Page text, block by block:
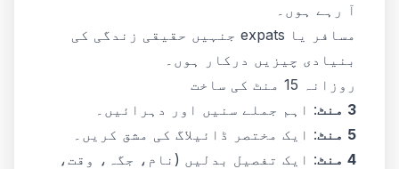
آ رہے ہوں۔
مسافر یا expats جنہیں حقیقی زندگی کی
بنیادی چیزیں درکار ہوں۔
روزانہ 15 منٹ کی ساخت
3 منٹ
: اہم جملے سنیں اور دہرائیں۔
5 منٹ
: ایک مختصر ڈائیلاگ کی مشق کریں۔
4 منٹ
: ایک تفصیل بدلیں (نام، جگہ، وقت،